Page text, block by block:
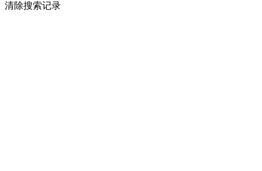
清除搜索记录